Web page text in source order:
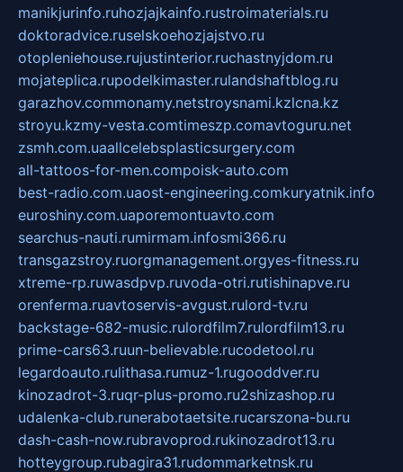
manikjurinfo.ruhozjajkainfo.rustroimaterials.ru
doktoradvice.ruselskoehozjajstvo.ru
otopleniehouse.rujustinterior.ruchastnyjdom.ru
mojateplica.rupodelkimaster.rulandshaftblog.ru
garazhov.commonamy.netstroysnami.kzlcna.kz
stroyu.kzmy-vesta.comtimeszp.comavtoguru.net
zsmh.com.uaallcelebsplasticsurgery.com
all-tattoos-for-men.compoisk-auto.com
best-radio.com.uaost-engineering.comkuryatnik.info
euroshiny.com.uaporemontuavto.com
searchus-nauti.rumirmam.infosmi366.ru
transgazstroy.ruorgmanagement.orgyes-fitness.ru
xtreme-rp.ruwasdpvp.ruvoda-otri.rutishinapve.ru
orenferma.ruavtoservis-avgust.rulord-tv.ru
backstage-682-music.rulordfilm7.rulordfilm13.ru
prime-cars63.ruun-believable.rucodetool.ru
legardoauto.rulithasa.rumuz-1.rugooddver.ru
kinozadrot-3.ruqr-plus-promo.ru2shizashop.ru
udalenka-club.runerabotaetsite.rucarszona-bu.ru
dash-cash-now.rubravoprod.rukinozadrot13.ru
hotteygroup.rubagira31.rudommarketnsk.ru